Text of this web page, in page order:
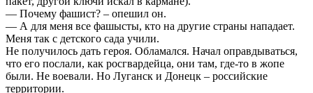
— Почему фашист? – опешил он.
— А для меня все фашысты, кто на другие страны нападает.
Меня так с детского сада учили.
Не получилось дать героя. Обламался. Начал оправдываться,
что его послали, как росгвардейца, они там, где-то в жопе
были. Не воевали. Но Луганск и Донецк – российские
территории.